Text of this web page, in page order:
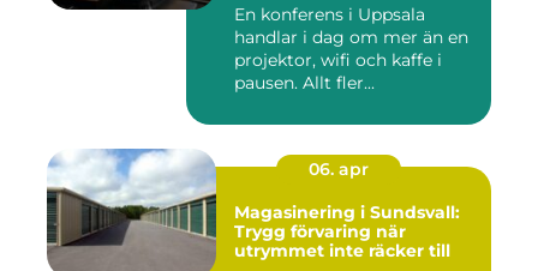
En konferens i Uppsala
handlar i dag om mer än en
projektor, wifi och kaffe i
pausen. Allt fler...
06. apr
Magasinering i Sundsvall:
Trygg förvaring när
utrymmet inte räcker till